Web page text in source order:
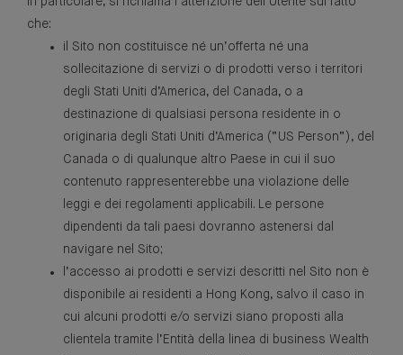
che:
il Sito non costituisce né un’offerta né una
sollecitazione di servizi o di prodotti verso i territori
degli Stati Uniti d’America, del Canada, o a
destinazione di qualsiasi persona residente in o
originaria degli Stati Uniti d’America (“US Person”), del
Canada o di qualunque altro Paese in cui il suo
contenuto rappresenterebbe una violazione delle
leggi e dei regolamenti applicabili. Le persone
dipendenti da tali paesi dovranno astenersi dal
navigare nel Sito;
l’accesso ai prodotti e servizi descritti nel Sito non è
disponibile ai residenti a Hong Kong, salvo il caso in
cui alcuni prodotti e/o servizi siano proposti alla
clientela tramite l’Entità della linea di business Wealth